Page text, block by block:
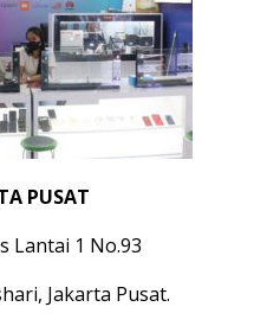
PUSAT
Lantai 1 No.93
Jakarta Pusat.